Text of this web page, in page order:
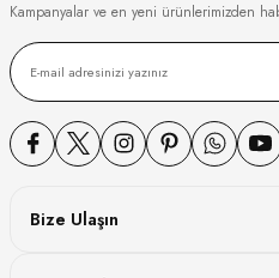
Kampanyalar ve en yeni ürünlerimizden
Bize Ulaşın